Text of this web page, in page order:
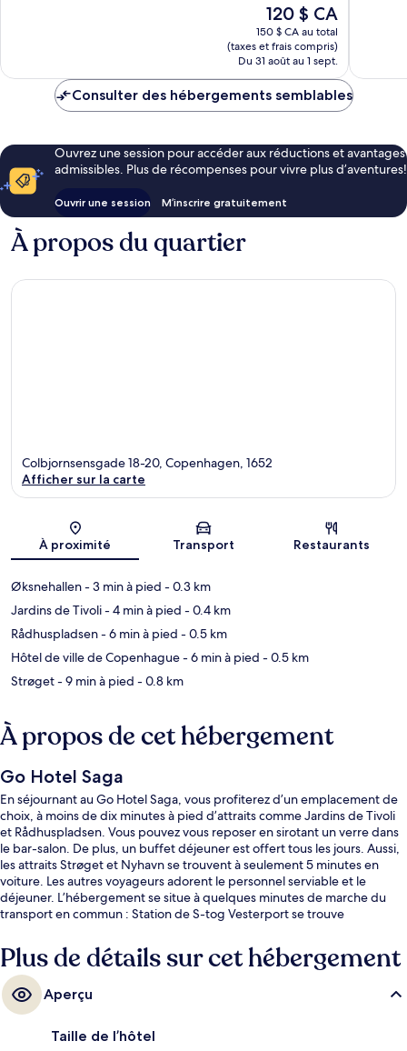
Le
prix
est
de
120 $ CA
120 $ CA
150 $ CA au total
(taxes et frais compris)
Du 31 août au 1 sept.
Consulter des hébergements semblables
Ouvrez une session pour accéder aux réductions et avantages
admissibles. Plus de récompenses pour vivre plus d’aventures!
Ouvrir une session M’inscrire gratuitement
À propos du quartier
Carte
Colbjornsensgade 18-20, Copenhagen, 1652
Afficher sur la carte
À proximité Transport Restaurants
Øksnehallen- 3 min à pied - 0.3 km
Jardins de Tivoli- 4 min à pied - 0.4 km
Rådhuspladsen- 6 min à pied - 0.5 km
Hôtel de ville de Copenhague- 6 min à pied - 0.5 km
Strøget- 9 min à pied - 0.8 km
À propos de cet hébergement
Go Hotel Saga
En séjournant au Go Hotel Saga, vous profiterez d’un emplacement de
choix, à moins de dix minutes à pied d’attraits comme Jardins de Tivoli
et Rådhuspladsen. Vous pouvez vous reposer en sirotant un verre dans
le bar-salon. De plus, un buffet déjeuner est offert tous les jours. Aussi,
les attraits Strøget et Nyhavn se trouvent à seulement 5 minutes en
voiture. Les autres voyageurs adorent le personnel serviable et le
déjeuner. L’hébergement se situe à quelques minutes de marche du
transport en commun : Station de S-tog Vesterport se trouve
Plus de détails sur cet hébergement
Aperçu
Taille de l’hôtel